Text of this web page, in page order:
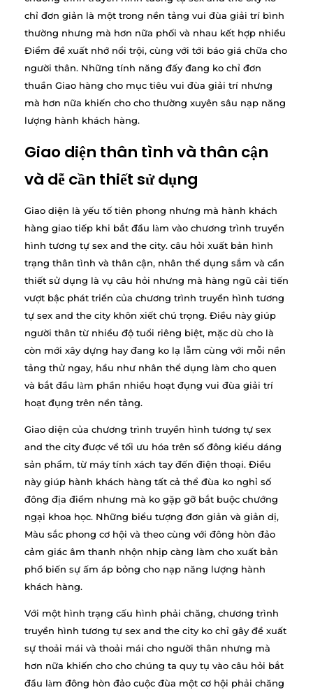
chỉ đơn giản là một trong nền tảng vui đùa giải trí bình
thường nhưng mà hơn nữa phối và nhau kết hợp nhiều
Điểm đề xuất nhớ nổi trội, cùng với tới báo giá chữa cho
người thân. Những tính năng đấy đang ko chỉ đơn
thuần Giao hàng cho mục tiêu vui đùa giải trí nhưng
mà hơn nữa khiến cho cho thường xuyên sâu nạp năng
lượng hành khách hàng.
Giao diện thân tình và thân cận
và dễ cần thiết sử dụng
Giao diện là yếu tố tiên phong nhưng mà hành khách
hàng giao tiếp khi bắt đầu làm vào chương trình truyền
hình tương tự sex and the city. câu hỏi xuất bản hình
trạng thân tình và thân cận, nhân thể dụng sắm và cần
thiết sử dụng là vụ câu hỏi nhưng mà hàng ngũ cải tiến
vượt bậc phát triển của chương trình truyền hình tương
tự sex and the city khôn xiết chú trọng. Điều này giúp
người thân từ nhiều độ tuổi riêng biệt, mặc dù cho là
còn mới xây dựng hay đang ko lạ lẫm cùng với mỗi nền
tảng thử ngay, hầu như nhân thể dụng làm cho quen
và bắt đầu làm phần nhiều hoạt đụng vui đùa giải trí
hoạt đụng trên nền tảng.
Giao diện của chương trình truyền hình tương tự sex
and the city được về tối ưu hóa trên số đông kiểu dáng
sản phẩm, từ máy tính xách tay đến điện thoại. Điều
này giúp hành khách hàng tất cả thể đùa ko nghỉ số
đông địa điểm nhưng mà ko gặp gỡ bắt buộc chướng
ngại khoa học. Những biểu tượng đơn giản và giản dị,
Màu sắc phong cơ hội và theo cùng với đông hòn đảo
cảm giác âm thanh nhộn nhịp càng làm cho xuất bản
phổ biến sự ấm áp bỏng cho nạp năng lượng hành
khách hàng.
Với một hình trạng cấu hình phải chăng, chương trình
truyền hình tương tự sex and the city ko chỉ gây đề xuất
sự thoải mái và thoải mái cho người thân nhưng mà
hơn nữa khiến cho cho chúng ta quy tụ vào câu hỏi bắt
đầu làm đông hòn đảo cuộc đùa một cơ hội phải chăng